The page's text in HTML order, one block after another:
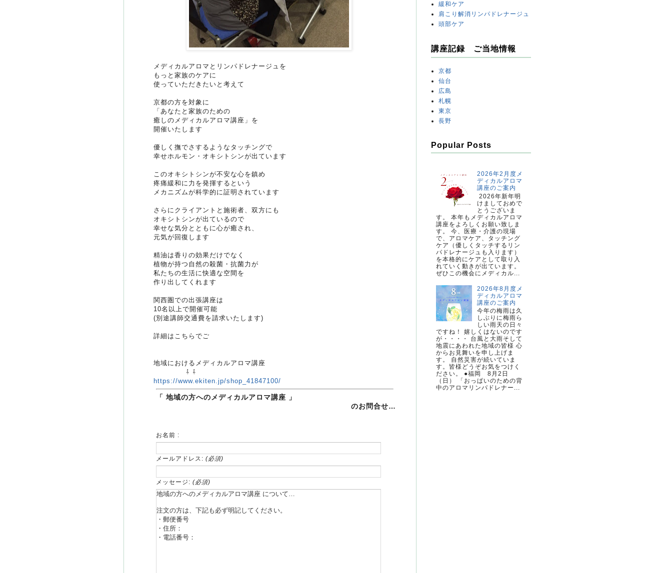
メディカルアロマとリンパドレナージュを
もっと家族のケアに
使っていただきたいと考えて
京都の方を対象に
「あなたと家族のための
癒しのメディカルアロマ講座」を
開催いたします
優しく撫でさするようなタッチングで
幸せホルモン・オキシトシンが出ています
このオキシトシンが不安な心を鎮め
疼痛緩和に力を発揮するという
メカニズムが科学的に証明されています
さらにクライアントと施術者、双方にも
オキシトシンが出ているので
幸せな気分とともに心が癒され、
元気が回復します
精油は香りの効果だけでなく
植物が持つ自然の殺菌・抗菌力が
私たちの生活に快適な空間を
作り出してくれます
関西圏での出張講座は
10名以上で開催可能
(別途講師交通費を請求いたします)
詳細はこちらでご
地域におけるメディカルアロマ講座
⇩ ⇩
https://www.ekiten.jp/shop_41847100/
「 地域の方へのメディカルアロマ講座 」
のお問合せ…
お名前 :
メールアドレス: (必須)
メッセージ: (必須)
緩和ケア
肩こり解消リンパドレナージュ
頭部ケア
講座記録 ご当地情報
京都
仙台
広島
札幌
東京
長野
Popular Posts
2026年2月度メ
ディカルアロマ
講座のご案内
2026年新年明
けましておめで
とうございま
す。 本年もメディカルアロマ
講座をよろしくお願い致しま
す。 今、医療・介護の現場
で、アロマケア、タッチング
ケア（優しくタッチするリン
パドレナージュも入ります）
を本格的にケアとして取り入
れていく動きが出ています。
ぜひこの機会にメディカル...
2026年8月度メ
ディカルアロマ
講座のご案内
今年の梅雨は久
しぶりに梅雨ら
しい雨天の日々
ですね！ 嬉しくはないのです
が・・・・ 台風と大雨そして
地震にあわれた地域の皆様 心
からお見舞いを申し上げま
す。 自然災害が続いていま
す。皆様どうぞお気をつけく
ださい。 ●福岡 8月2日
（日） 「おっぱいのための背
中のアロマリンパドレナー...